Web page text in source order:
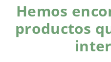
Hemos
productos